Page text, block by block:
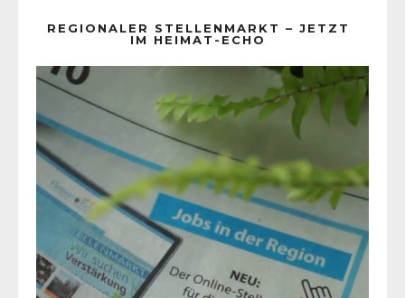
REGIONALER STELLENMARKT – JETZT
IM HEIMAT-ECHO
Player